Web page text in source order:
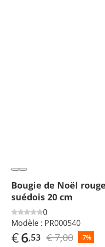
Bougie de Noël
suédois 20 cm
0
Modèle : PR000540
€6,53 € 7,00 -7%